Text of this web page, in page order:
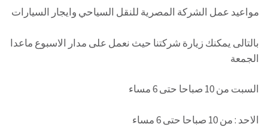
مواعيد عمل الشركة المصرية للنقل السياحي وايجار السيارات
بالتالى يمكنك زيارة شركتنا حيث نعمل على مدار الاسبوع ماعدا
الجمعة
السبت من 10 صباحا حتى 6 مساء
الاحد : من 10 صباحا حتى 6 مساء